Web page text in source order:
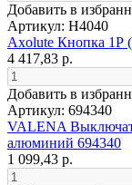
Добавить в
Артикул: H4040
Axolute Кнопка 1Р
4 417,83 р.
Добавить в
Артикул: 694340
VALENA
алюминий 694340
1 099,43 р.